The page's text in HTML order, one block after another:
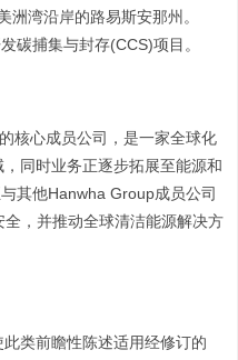
湾沿岸的路易斯安那州。
碳捕集与封存(CCS)项目。
核心成员公司，是一家全球化
同时业务正逐步拓展至能源和
其他Hanwha Group成员公司
，并推动全球清洁能源解决方
类前瞻性陈述适用经修订的